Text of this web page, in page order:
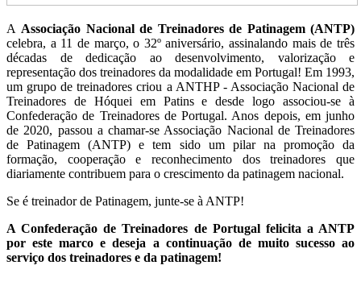
A Associação Nacional de Treinadores de Patinagem (ANTP)
celebra, a 11 de março, o 32º aniversário, assinalando mais de três
décadas de dedicação ao desenvolvimento, valorização e
representação dos treinadores da modalidade em Portugal! Em 1993,
um grupo de treinadores criou a ANTHP - Associação Nacional de
Treinadores de Hóquei em Patins e desde logo associou-se à
Confederação de Treinadores de Portugal. Anos depois, em junho
de 2020, passou a chamar-se Associação Nacional de Treinadores
de Patinagem (ANTP) e tem sido um pilar na promoção da
formação, cooperação e reconhecimento dos treinadores que
diariamente contribuem para o crescimento da patinagem nacional.
Se é treinador de Patinagem, junte-se à ANTP!
A Confederação de Treinadores de Portugal felicita a ANTP
por este marco e deseja a continuação de muito sucesso ao
serviço dos treinadores e da patinagem!